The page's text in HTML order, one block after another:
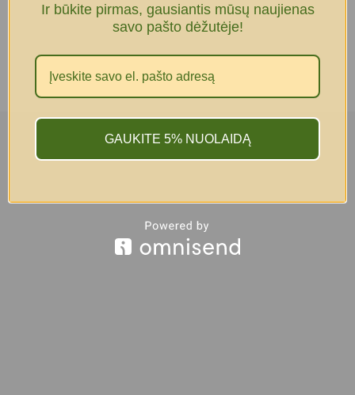
Ir būkite pirmas, gausiantis mūsų naujienas
savo pašto dėžutėje!
GAUKITE 5% NUOLAIDĄ